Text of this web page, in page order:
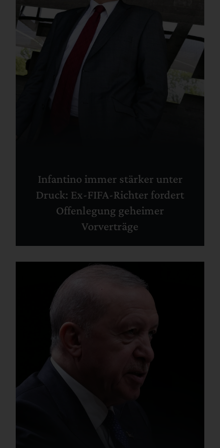
Infantino immer stärker unter
Druck: Ex-FIFA-Richter fordert
Offenlegung geheimer
Vorverträge